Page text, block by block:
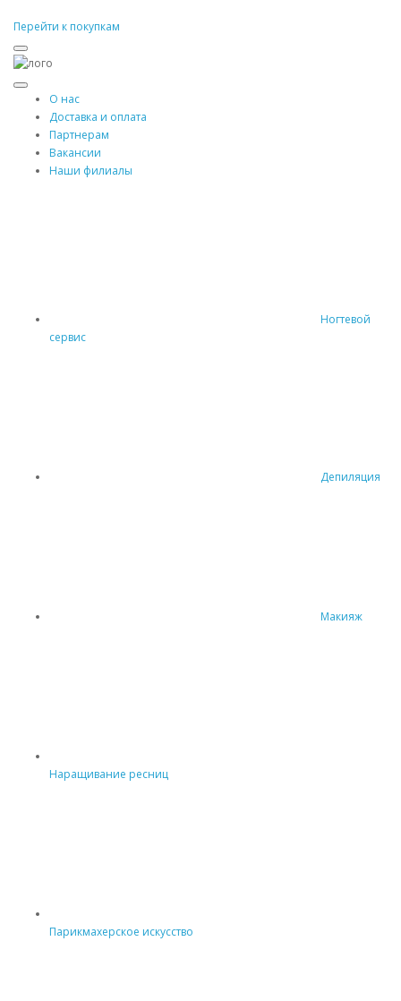
Перейти к покупкам
О нас
Доставка и оплата
Партнерам
Вакансии
Наши филиалы
Ногтевой
сервис
Депиляция
Макияж
Наращивание ресниц
Парикмахерское искусство